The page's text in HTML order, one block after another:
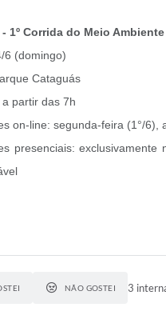
1º Corrida do Meio Ambiente
6 (domingo)
Cataguás
partir das 7h
on-line: segunda-feira (1°/6),
presenciais:
NÃO GOSTEI 3